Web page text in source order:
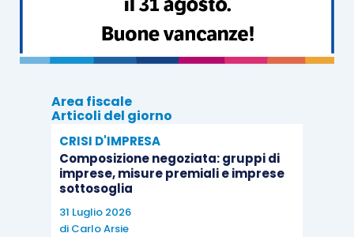
esportazioni e delle operazioni assimilate
registrate da tutti i partecipanti nell’anno solare o
nei dodici mesi precedenti alla costituzione del
del meccanismo degli acquisti senza
applicazione dell’imposta, la
19/E/2018ha chiarito che èammessa la
presentazione delle dichiarazioni d’intento
anche da parte dei singoli partecipanti al
Gruppo, che dovranno indicare nella citata
Area fiscale
Articoli del giorno
CRISI D'IMPRESA
Composizione negoziata: gruppi di
imprese, misure premiali e imprese
sottosoglia
31 Luglio 2026
di Carlo Arsie